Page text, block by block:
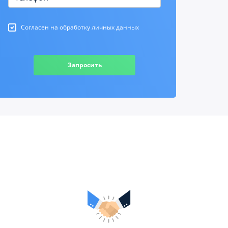
Согласен на обработку личных данных
Запросить